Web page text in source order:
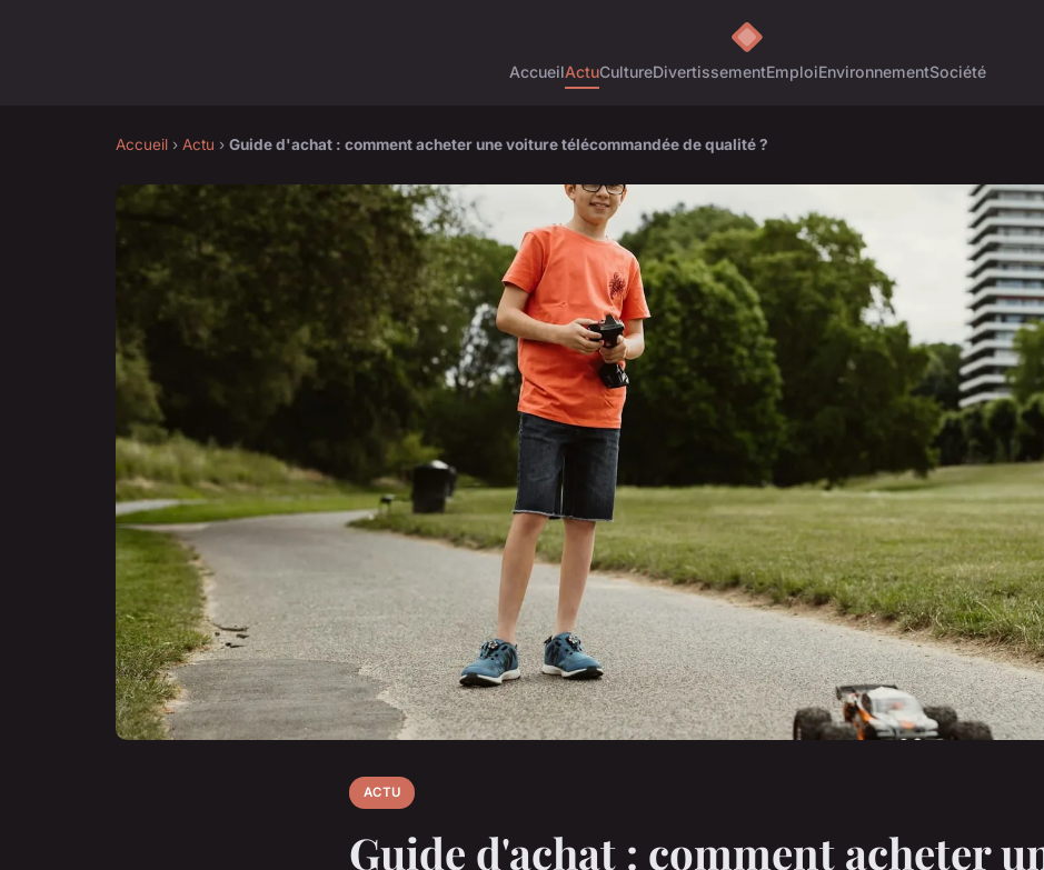
AccueilActuCultureDivertissementEmploiEnvironnementSociété
Accueil › Actu › Guide d'achat : comment acheter une voiture télécommandée de qualité ?
ACTU
Guide d'achat : comment acheter